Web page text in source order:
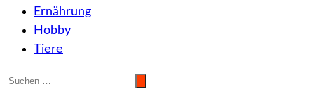
Ernährung
Hobby
Tiere